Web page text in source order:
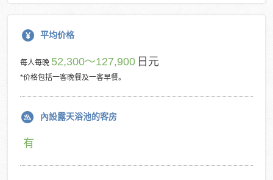
平均价格
每人每晚 52,300～127,900 日元
*价格包括一客晚餐及一客早餐。
內設露天浴池的客房
有